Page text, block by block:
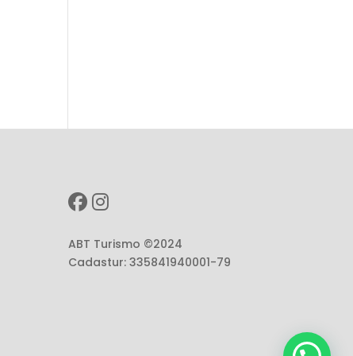
ABT Turismo ©2024
Cadastur: 335841940001-79